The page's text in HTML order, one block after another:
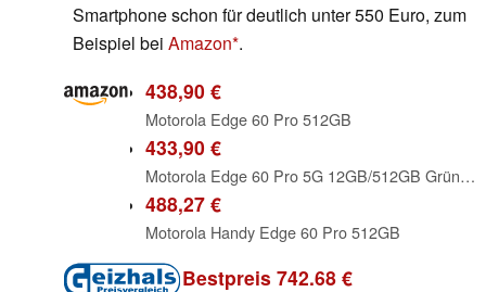
Smartphone schon für deutlich unter 550 Euro, zum
Beispiel bei Amazon .
438,90 €
Motorola Edge 60 Pro 512GB
433,90 €
Motorola Edge 60 Pro 5G 12GB/512GB Grün (Shadow Green) Dual-SIM XT2507
488,27 €
Motorola Handy Edge 60 Pro 512GB
Bestpreis 742.68 €